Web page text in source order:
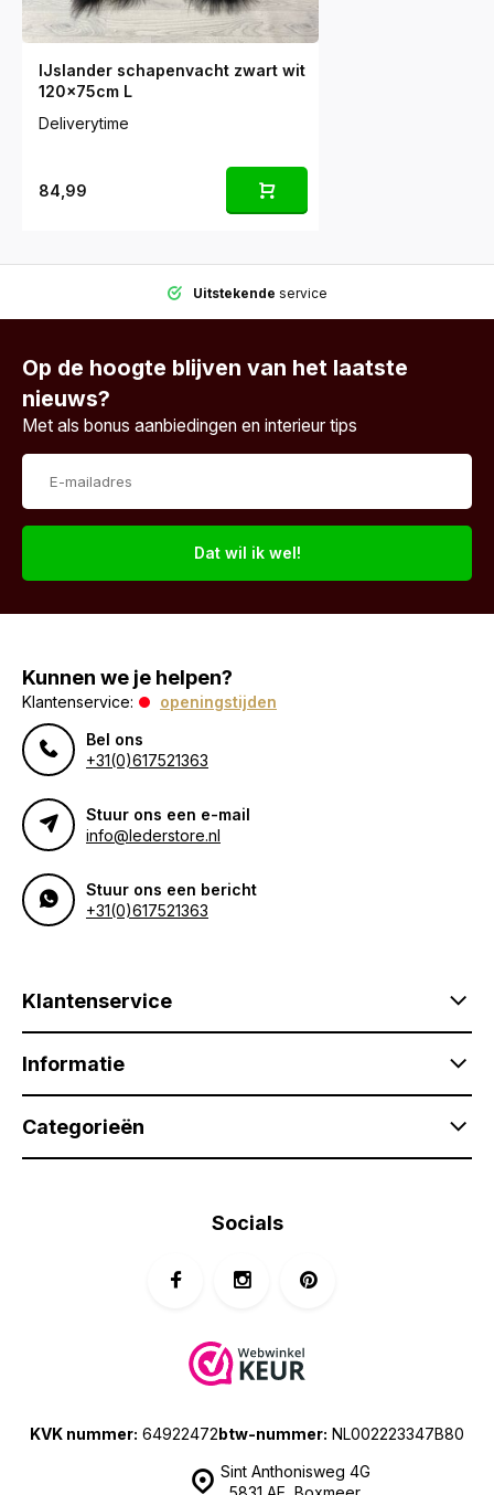
IJslander schapenvacht zwart wit
120x75cm L
Deliverytime
84,99
Uitstekende service
Op de hoogte blijven van het laatste
nieuws?
Met als bonus aanbiedingen en interieur tips
Dat wil ik wel!
Kunnen we je helpen?
Klantenservice:
openingstijden
Bel ons
+31(0)617521363
Stuur ons een e-mail
info@lederstore.nl
Stuur ons een bericht
+31(0)617521363
Klantenservice
Informatie
Categorieën
Sint Anthonisweg 4G
KVK nummer: 64922472btw-nummer: NL002223347B80
Socials